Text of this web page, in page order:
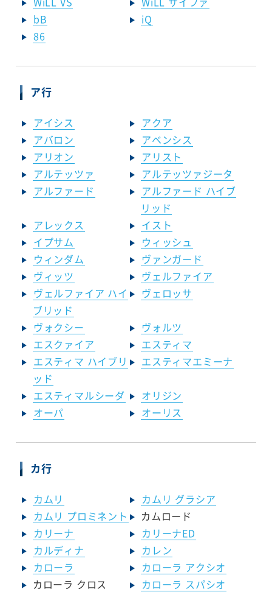
bB
iQ
86
ア行
アイシス
アクア
アバロン
アベンシス
アリオン
アリスト
アルテッツァ
アルテッツァジータ
アルファード
アルファード ハイブ
リッド
アレックス
イスト
イプサム
ウィッシュ
ウィンダム
ヴァンガード
ヴィッツ
ヴェルファイア
ヴェルファイア ハイ
ブリッド
ヴェロッサ
ヴォクシー
ヴォルツ
エスクァイア
エスティマ
エスティマ ハイブリ
ッド
エスティマエミーナ
エスティマルシーダ
オリジン
オーパ
オーリス
カ行
カムリ
カムリ グラシア
カムリ プロミネント
カムロード
カリーナ
カリーナED
カルディナ
カレン
カローラ
カローラ アクシオ
カローラ クロス
カローラ スパシオ